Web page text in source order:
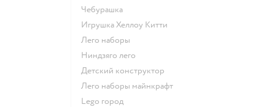
Чебурашка
Игрушка Хеллоу Китти
Лего наборы
Ниндзяго лего
Детский конструктор
Лего наборы майнкрафт
Lego город